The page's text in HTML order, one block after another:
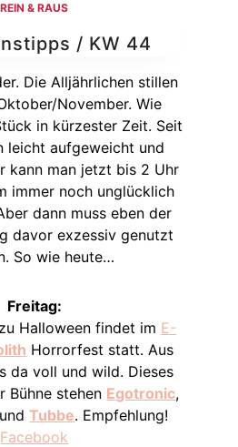
REIN & RAUS
/ KW 44
Die Alljährlichen stillen
November. Wie
in kürzester Zeit. Seit
leicht aufgeweicht und
kann man jetzt bis 2 Uhr
immer noch unglücklich
dann muss eben der
davor exzessiv genutzt
So wie heute…
Freitag:
Halloween findet im E-
Horrorfest statt. Aus
da voll und wild. Dieses
Bühne stehen Egotronic,
undTubbe. Empfehlung!
Facebook